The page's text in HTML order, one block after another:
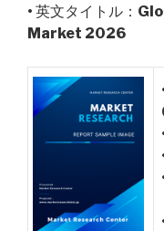
• 英文タイトル：
Market 2026